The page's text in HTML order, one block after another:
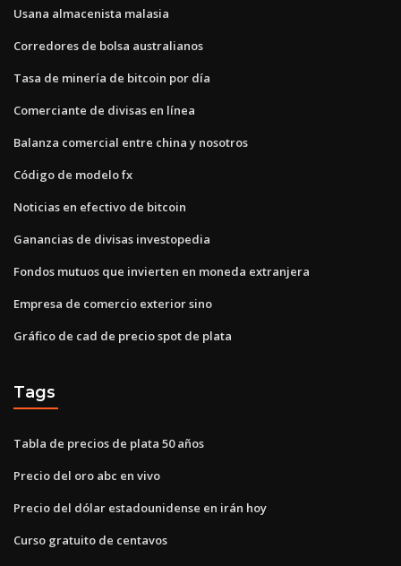
Usana almacenista malasia
Corredores de bolsa australianos
Tasa de minería de bitcoin por día
Comerciante de divisas en línea
Balanza comercial entre china y nosotros
Código de modelo fx
Noticias en efectivo de bitcoin
Ganancias de divisas investopedia
Fondos mutuos que invierten en moneda extranjera
Empresa de comercio exterior sino
Gráfico de cad de precio spot de plata
Tags
Tabla de precios de plata 50 años
Precio del oro abc en vivo
Precio del dólar estadounidense en irán hoy
Curso gratuito de centavos